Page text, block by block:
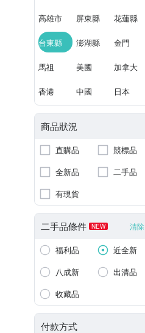
高雄市 屏東縣 花蓮縣
台東縣 澎湖縣 金門
馬祖 美國 加拿大
香港 中國 日本
商品狀況
直購品
競標品
全新品
二手品
有現貨
二手品條件 NEW 清除
福利品
近全新
八成新
出清品
收藏品
付款方式